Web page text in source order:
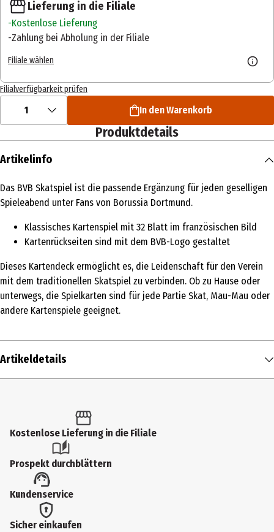
Lieferung in die Filiale
Kostenlose Lieferung
Zahlung bei Abholung in der Filiale
Filiale wählen
Filialverfügbarkeit prüfen
1 In den Warenkorb
Produktdetails
Artikelinfo
Das BVB Skatspiel ist die passende Ergänzung für jeden geselligen
Spieleabend unter Fans von Borussia Dortmund.
Klassisches Kartenspiel mit 32 Blatt im französischen Bild
Kartenrückseiten sind mit dem BVB-Logo gestaltet
Dieses Kartendeck ermöglicht es, die Leidenschaft für den Verein
mit dem traditionellen Skatspiel zu verbinden. Ob zu Hause oder
unterwegs, die Spielkarten sind für jede Partie Skat, Mau-Mau oder
andere Kartenspiele geeignet.
Artikeldetails
Produkttyp
Kartenspiele
Artikelnummer des Herstellers
11331600
Hersteller
Kostenlose Lieferung in die Filiale
Prospekt durchblättern
Kundenservice
Sicher einkaufen